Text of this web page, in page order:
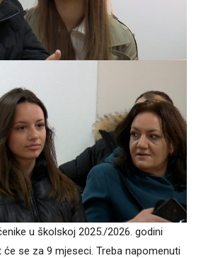
u školskoj 2025./2026. godini
se za 9 mjeseci. Treba napomenuti